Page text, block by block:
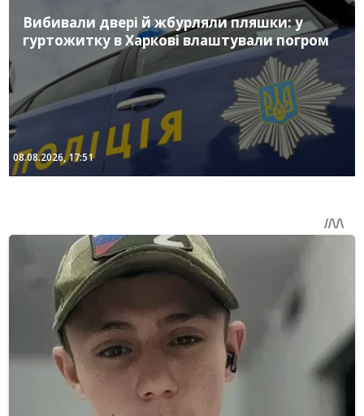
Вибивали двері й жбурляли пляшки: у
гуртожитку в Харкові влаштували погром
08.08.2026, 17:51